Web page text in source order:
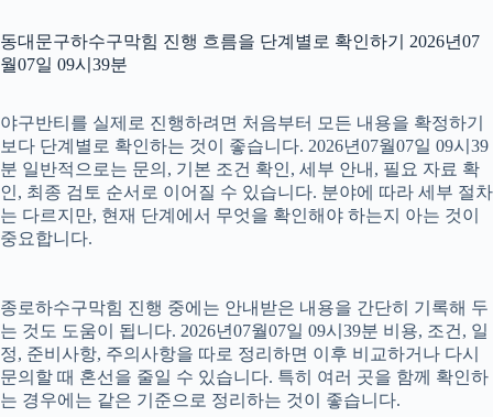
동대문구하수구막힘 진행 흐름을 단계별로 확인하기 2026년07
월07일 09시39분
야구반티를 실제로 진행하려면 처음부터 모든 내용을 확정하기
보다 단계별로 확인하는 것이 좋습니다. 2026년07월07일 09시39
분 일반적으로는 문의, 기본 조건 확인, 세부 안내, 필요 자료 확
인, 최종 검토 순서로 이어질 수 있습니다. 분야에 따라 세부 절차
는 다르지만, 현재 단계에서 무엇을 확인해야 하는지 아는 것이
중요합니다.
종로하수구막힘 진행 중에는 안내받은 내용을 간단히 기록해 두
는 것도 도움이 됩니다. 2026년07월07일 09시39분 비용, 조건, 일
정, 준비사항, 주의사항을 따로 정리하면 이후 비교하거나 다시
문의할 때 혼선을 줄일 수 있습니다. 특히 여러 곳을 함께 확인하
는 경우에는 같은 기준으로 정리하는 것이 좋습니다.